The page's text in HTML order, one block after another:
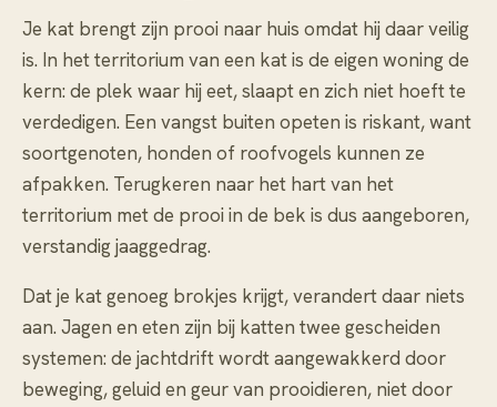
Je kat brengt zijn prooi naar huis omdat hij daar veilig
is. In het territorium van een kat is de eigen woning de
kern: de plek waar hij eet, slaapt en zich niet hoeft te
verdedigen. Een vangst buiten opeten is riskant, want
soortgenoten, honden of roofvogels kunnen ze
afpakken. Terugkeren naar het hart van het
territorium met de prooi in de bek is dus aangeboren,
verstandig jaaggedrag.
Dat je kat genoeg brokjes krijgt, verandert daar niets
aan. Jagen en eten zijn bij katten twee gescheiden
systemen: de jachtdrift wordt aangewakkerd door
beweging, geluid en geur van prooidieren, niet door